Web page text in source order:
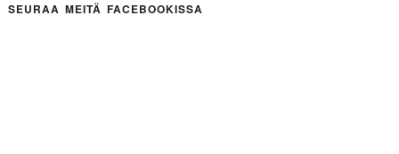
SEURAA MEITÄ FACEBOOKISSA